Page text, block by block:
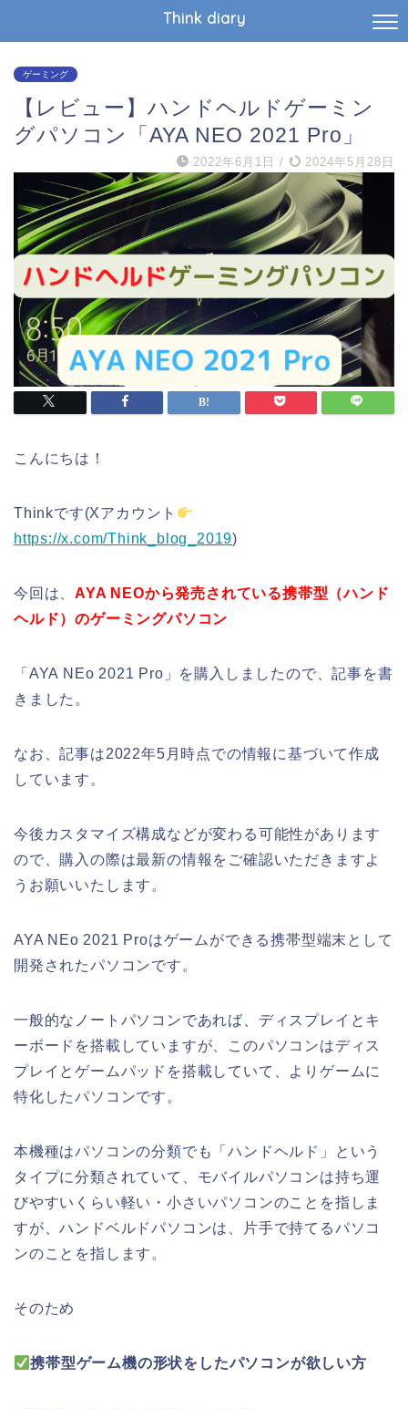
Think diary
ゲーミング
【レビュー】ハンドヘルドゲーミン
グパソコン「AYA NEO 2021 Pro」
2022年6月1日 / 2024年5月28日
こんにちは！
Thinkです(Xアカウント
https://x.com/Think_blog_2019)
今回は、AYA NEOから発売されている携帯型（ハンド
ヘルド）のゲーミングパソコン
「AYA NEo 2021 Pro」を購入しましたので、記事を書
きました。
なお、記事は2022年5月時点での情報に基づいて作成
しています。
今後カスタマイズ構成などが変わる可能性があります
ので、購入の際は最新の情報をご確認いただきますよ
うお願いいたします。
AYA NEo 2021 Proはゲームができる携帯型端末として
開発されたパソコンです。
一般的なノートパソコンであれば、ディスプレイとキ
ーボードを搭載していますが、このパソコンはディス
プレイとゲームパッドを搭載していて、よりゲームに
特化したパソコンです。
本機種はパソコンの分類でも「ハンドヘルド」という
タイプに分類されていて、モバイルパソコンは持ち運
びやすいくらい軽い・小さいパソコンのことを指しま
すが、ハンドベルドパソコンは、片手で持てるパソコ
ンのことを指します。
そのため
携帯型ゲーム機の形状をしたパソコンが欲しい方